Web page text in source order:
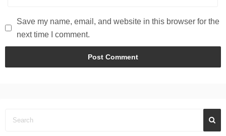
Save my name, email, and website in this browser for the
next time I comment.